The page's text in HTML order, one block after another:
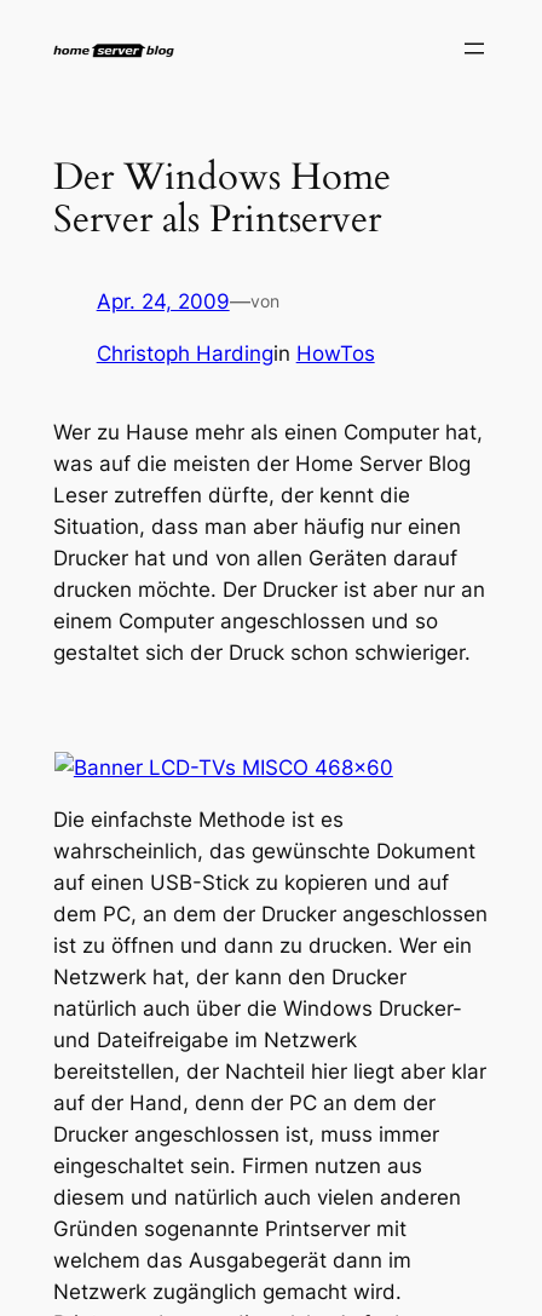
Inhalt
Der Windows Home
Server als Printserver
Apr. 24, 2009—von
Christoph Hardingin HowTos
Wer zu Hause mehr als einen Computer hat,
was auf die meisten der Home Server Blog
Leser zutreffen dürfte, der kennt die
Situation, dass man aber häufig nur einen
Drucker hat und von allen Geräten darauf
drucken möchte. Der Drucker ist aber nur an
einem Computer angeschlossen und so
gestaltet sich der Druck schon schwieriger.
Die einfachste Methode ist es
wahrscheinlich, das gewünschte Dokument
auf einen USB-Stick zu kopieren und auf
dem PC, an dem der Drucker angeschlossen
ist zu öffnen und dann zu drucken. Wer ein
Netzwerk hat, der kann den Drucker
natürlich auch über die Windows Drucker-
und Dateifreigabe im Netzwerk
bereitstellen, der Nachteil hier liegt aber klar
auf der Hand, denn der PC an dem der
Drucker angeschlossen ist, muss immer
eingeschaltet sein. Firmen nutzen aus
diesem und natürlich auch vielen anderen
Gründen sogenannte Printserver mit
welchem das Ausgabegerät dann im
Netzwerk zugänglich gemacht wird.